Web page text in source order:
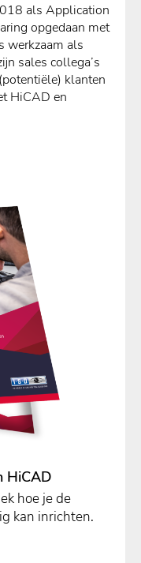
als Application
opgedaan met
werkzaam als
sales collega’s
klanten
HiCAD en
HiCAD
hoe je de
kan inrichten.